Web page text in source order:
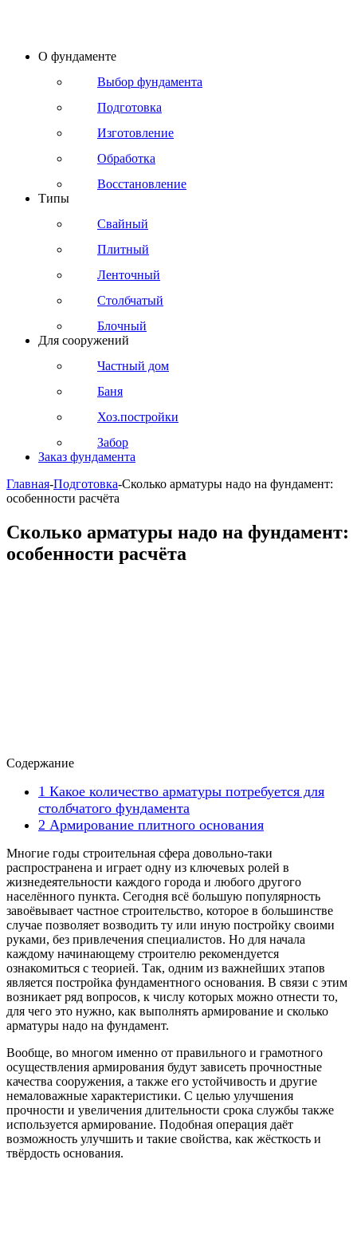
О фундаменте
Выбор фундамента
Подготовка
Изготовление
Обработка
Восстановление
Типы
Свайный
Плитный
Ленточный
Столбчатый
Блочный
Для сооружений
Частный дом
Баня
Хоз.постройки
Забор
Заказ фундамента
Главная-Подготовка-Сколько арматуры надо на фундамент:
особенности расчёта
Сколько арматуры надо на фундамент:
особенности расчёта
Содержание
1 Какое количество арматуры потребуется для
столбчатого фундамента
2 Армирование плитного основания
Многие годы строительная сфера довольно-таки
распространена и играет одну из ключевых ролей в
жизнедеятельности каждого города и любого другого
населённого пункта. Сегодня всё большую популярность
завоёвывает частное строительство, которое в большинстве
случае позволяет возводить ту или иную постройку своими
руками, без привлечения специалистов. Но для начала
каждому начинающему строителю рекомендуется
ознакомиться с теорией. Так, одним из важнейших этапов
является постройка фундаментного основания. В связи с этим
возникает ряд вопросов, к числу которых можно отнести то,
для чего это нужно, как выполнять армирование и сколько
арматуры надо на фундамент.
Вообще, во многом именно от правильного и грамотного
осуществления армирования будут зависеть прочностные
качества сооружения, а также его устойчивость и другие
немаловажные характеристики. С целью улучшения
прочности и увеличения длительности срока службы также
используется армирование. Подобная операция даёт
возможность улучшить и такие свойства, как жёсткость и
твёрдость основания.